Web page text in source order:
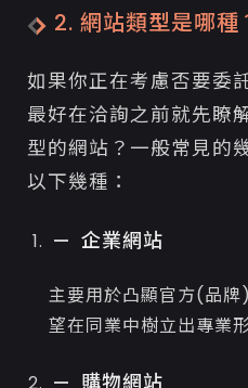
2. 網站類型是哪種
如果你正在考慮否要委
最好在洽詢之前就先瞭
型的網站？一般常見的
以下幾種：
企業網站
主要用於凸顯官方(品
望在同業中樹立出專業
購物網站